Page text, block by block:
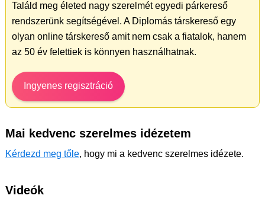
Találd meg életed nagy szerelmét egyedi párkereső
rendszerünk segítségével. A Diplomás társkereső egy
olyan online társkereső amit nem csak a fiatalok, hanem
az 50 év felettiek is könnyen használhatnak.
Ingyenes regisztráció
Mai kedvenc szerelmes idézetem
Kérdezd meg tőle, hogy mi a kedvenc szerelmes idézete.
Videók